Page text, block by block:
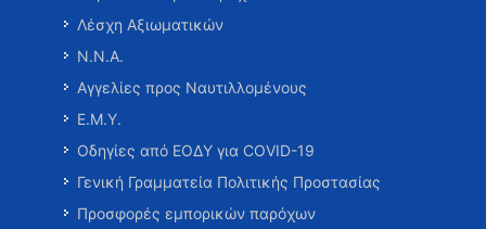
Λέσχη Αξιωματικών
Ν.Ν.Α.
Αγγελίες προς Ναυτιλλομένους
Ε.Μ.Υ.
Οδηγίες από ΕΟΔΥ για COVID-19
Γενική Γραμματεία Πολιτικής Προστασίας
Προσφορές εμπορικών παρόχων